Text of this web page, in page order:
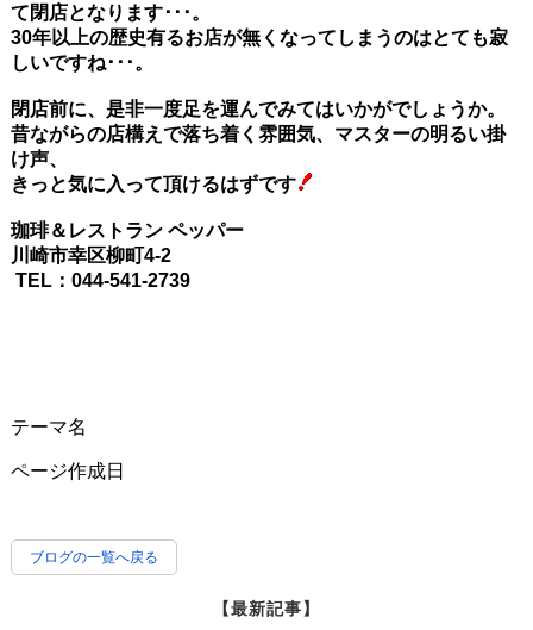
て閉店となります･･･。
30年以上の歴史有るお店が無くなってしまうのはとても寂
しいですね･･･。
閉店前に、是非一度足を運んでみてはいかがでしょうか。
昔ながらの店構えで落ち着く雰囲気、マスターの明るい掛
け声、
きっと気に入って頂けるはずです
珈琲＆レストラン ペッパー
川崎市幸区柳町4-2
TEL：044-541-2739
テーマ名
ページ作成日
ブログの一覧へ戻る
【最新記事】